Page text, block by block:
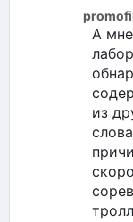
А
из